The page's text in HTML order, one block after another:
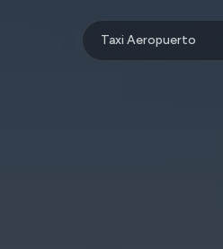
Taxi Aeropuerto